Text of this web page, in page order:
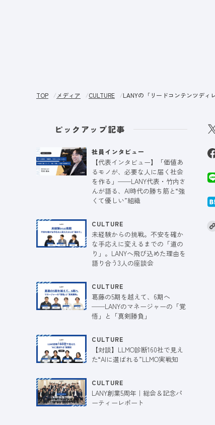
TOP メディア CULTURE LANYの「リードコンテンツディ
ピックアップ記事
社員インタビュー
【代表インタビュー】「価値あ
るモノが、必要な人に届く社会
を作る」──LANY代表・竹内さ
んが語る、AI時代の勝ち筋と“強
くて優しい”組織
CULTURE
未経験からの挑戦。不安を確か
な手応えに変えるまでの「道の
り」。LANYへ飛び込めた理由を
語り合う3人の座談会
CULTURE
葛藤の5期を越えて、6期へ
──LANYのマネージャーの「覚
悟」と「真剣勝負」
CULTURE
【対談】LLMO診断160社で見え
た“AIに選ばれる”LLMO実戦知
CULTURE
LANY創業5周年｜総会＆記念パ
ーティーレポート